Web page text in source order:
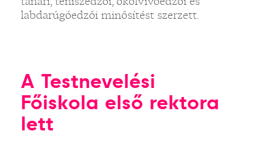
labdarúgóedzői minősítést szerzett.
A Testnevelési
Főiskola első rektora
lett